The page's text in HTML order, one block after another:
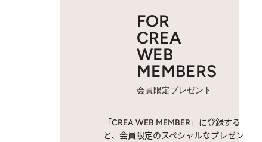
FOR
CREA
WEB
MEMBERS
会員限定プレゼント
「CREA WEB MEMBER」に登録する
と、会員限定のスペシャルなプレゼン